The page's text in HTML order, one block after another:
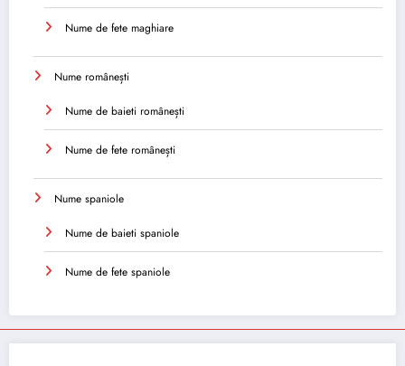
Nume de fete maghiare
Nume românești
Nume de baieti românești
Nume de fete românești
Nume spaniole
Nume de baieti spaniole
Nume de fete spaniole